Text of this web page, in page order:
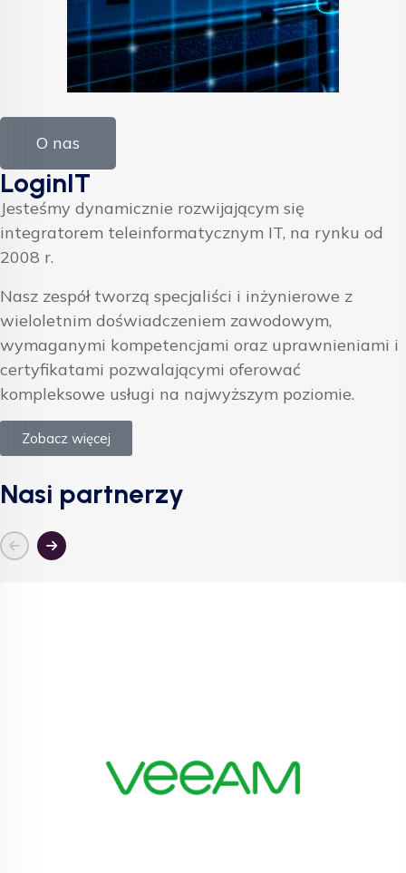
O nas
LoginIT
Jesteśmy dynamicznie rozwijającym się
integratorem teleinformatycznym IT, na rynku od
2008 r.
Nasz zespół tworzą specjaliści i inżynierowe z
wieloletnim doświadczeniem zawodowym,
wymaganymi kompetencjami oraz uprawnieniami i
certyfikatami pozwalającymi oferować
kompleksowe usługi na najwyższym poziomie.
Zobacz więcej
Nasi partnerzy